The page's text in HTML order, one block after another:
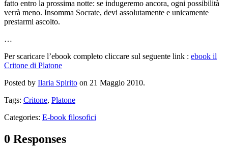
fatto entro la prossima notte: se indugeremo ancora, ogni possibilità
verrà meno. Insomma Socrate, devi assolutamente e unicamente
prestarmi ascolto.
…
Per scaricare l’ebook completo cliccare sul seguente link : ebook il
Critone di Platone
Posted by Ilaria Spirito on 21 Maggio 2010.
Tags: Critone, Platone
Categories: E-book filosofici
0 Responses